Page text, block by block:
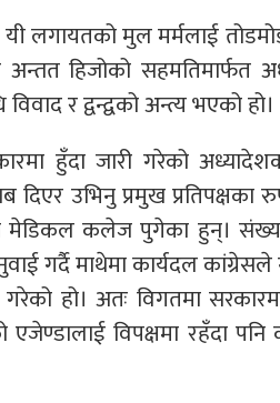
लगायतको मुल मर्मलाई
अन्तत हिजोको सहमतिमार्फत
र द्वन्द्वको अन्त्य भएको हो।
हुँदा जारी गरेको
उभिनु प्रमुख प्रतिपक्षका
मेडिकल कलेज पुगेका हुन्।
गर्दै माथेमा कार्यदल
हो। अतः विगतमा
एजेण्डालाई विपक्षमा रहँदा